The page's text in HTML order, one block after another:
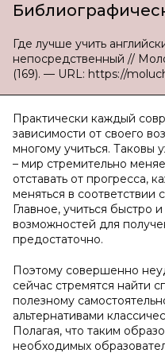
Где лучше учить
непосредственный //
(169). — URL: https://
Практически каждый
зависимости от своего
многому учиться. Таковы
– мир стремительно
отставать от прогресса,
меняться в
Главное, учиться быстро
возможностей для
предостаточно.
Поэтому совершенно
сейчас стремятся найти
полезному
альтернативами
Полагая, что таким
необходимых